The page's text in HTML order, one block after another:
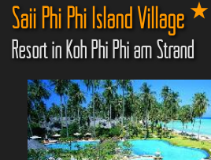
Saii Phi Phi Island Village
Resort in Koh Phi Phi am Strand